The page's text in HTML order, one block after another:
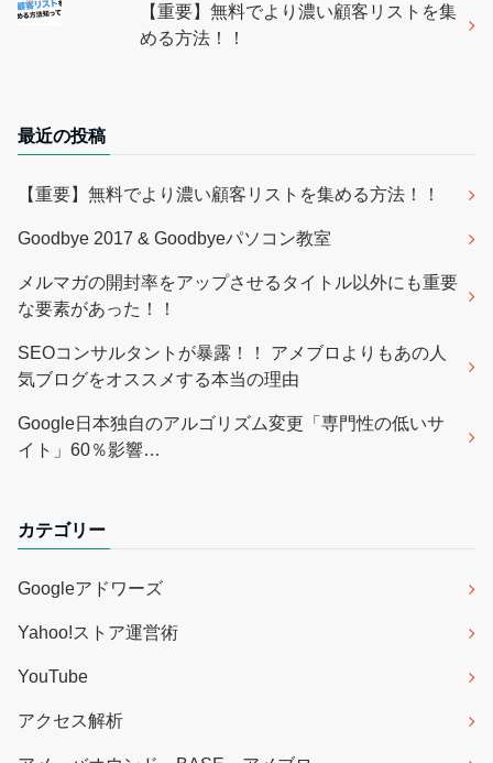
【重要】無料でより濃い顧客リストを集
める方法！！
最近の投稿
【重要】無料でより濃い顧客リストを集める方法！！
Goodbye 2017 & Goodbyeパソコン教室
メルマガの開封率をアップさせるタイトル以外にも重要
な要素があった！！
SEOコンサルタントが暴露！！ アメブロよりもあの人
気ブログをオススメする本当の理由
Google日本独自のアルゴリズム変更「専門性の低いサ
イト」60％影響…
カテゴリー
Googleアドワーズ
Yahoo!ストア運営術
YouTube
アクセス解析